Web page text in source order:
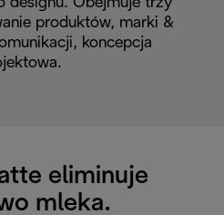
designu. Obejmuje trzy
produktów, marki &
koncepcja
eliminuje
mleka.